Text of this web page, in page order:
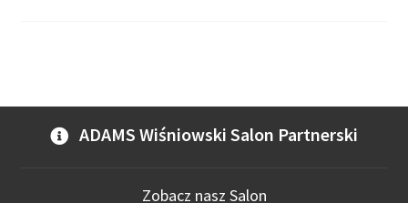
ADAMS Wiśniowski Salon Partnerski
Zobacz nasz Salon